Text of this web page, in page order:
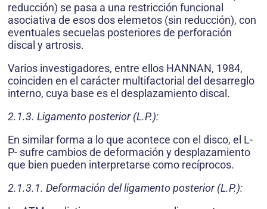
reducción) se pasa a una restricción funcional
asociativa de esos dos elemetos (sin reducción), con
eventuales secuelas posteriores de perforación
discal y artrosis.
Varios investigadores, entre ellos HANNAN, 1984,
coinciden en el carácter multifactorial del desarreglo
interno, cuya base es el desplazamiento discal.
2.1.3. Ligamento posterior (L.P.):
En similar forma a lo que acontece con el disco, el L-
P- sufre cambios de deformación y desplazamiento
que bien pueden interpretarse como recíprocos.
2.1.3.1. Deformación del ligamento posterior (L.P.):